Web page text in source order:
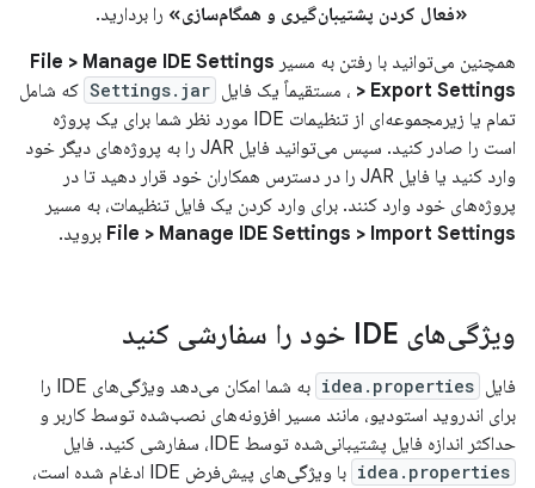
«فعال کردن پشتیبان‌گیری و همگام‌سازی» را بردارید.
همچنین می‌توانید با رفتن به مسیر File > Manage IDE Settings
> Export Settings ، مستقیماً یک فایل Settings.jar که شامل
تمام یا زیرمجموعه‌ای از تنظیمات IDE مورد نظر شما برای یک پروژه
است را صادر کنید. سپس می‌توانید فایل JAR را به پروژه‌های دیگر خود
وارد کنید یا فایل JAR را در دسترس همکاران خود قرار دهید تا در
پروژه‌های خود وارد کنند. برای وارد کردن یک فایل تنظیمات، به مسیر
File > Manage IDE Settings > Import Settings بروید.
ویژگی‌های IDE خود را سفارشی کنید
فایل idea.properties
به شما امکان می‌دهد ویژگی‌های IDE را
برای اندروید استودیو، مانند مسیر افزونه‌های نصب‌شده توسط کاربر و
حداکثر اندازه فایل پشتیبانی‌شده توسط IDE، سفارشی کنید. فایل
idea.properties
با ویژگی‌های پیش‌فرض IDE ادغام شده است،